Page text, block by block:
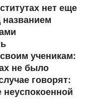
нет еще
ученикам:
не было
говорят: